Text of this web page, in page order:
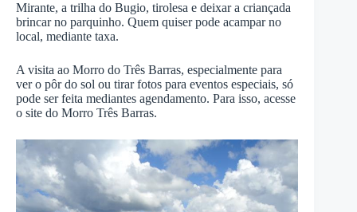
Mirante, a trilha do Bugio, tirolesa e deixar a criançada
brincar no parquinho. Quem quiser pode acampar no
local, mediante taxa.
A visita ao Morro do Três Barras, especialmente para
ver o pôr do sol ou tirar fotos para eventos especiais, só
pode ser feita mediantes agendamento. Para isso, acesse
o site do Morro Três Barras.